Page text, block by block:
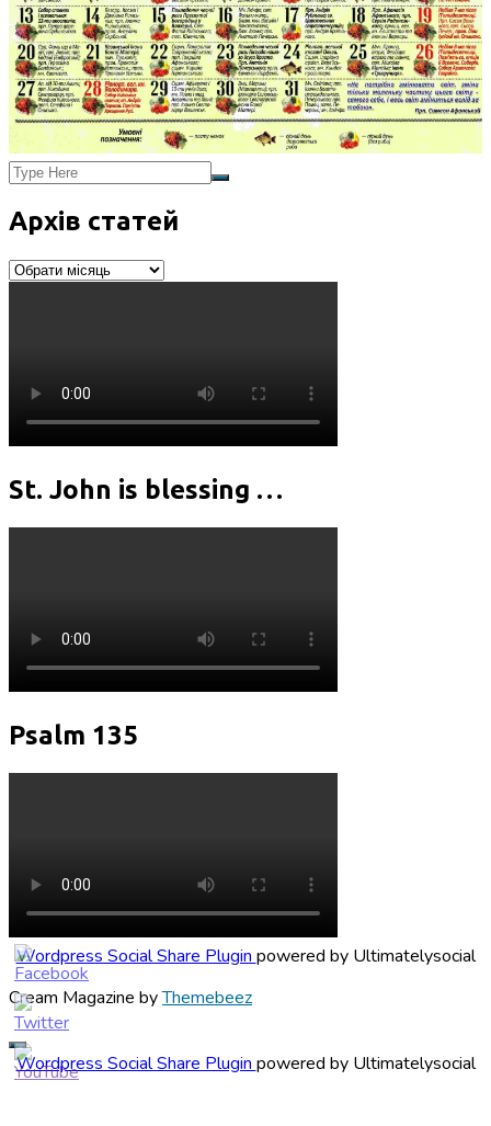
Архів статей
Архів
St. John is blessing …
Psalm 135
Wordpress Social Share Plugin powered by Ultimatelysocial
Cream Magazine byThemebeez
Wordpress Social Share Plugin powered by Ultimatelysocial